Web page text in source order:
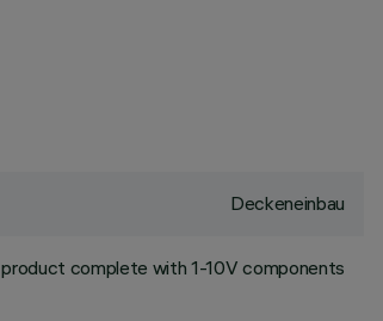
Deckeneinbau
product complete with 1-10V components